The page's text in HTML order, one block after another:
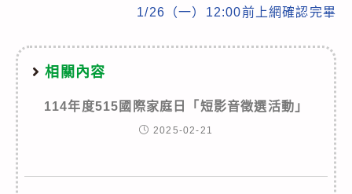
1/26（一）12:00前上網確認完畢
相關內容
114年度515國際家庭日「短影音徵選活動」
2025-02-21